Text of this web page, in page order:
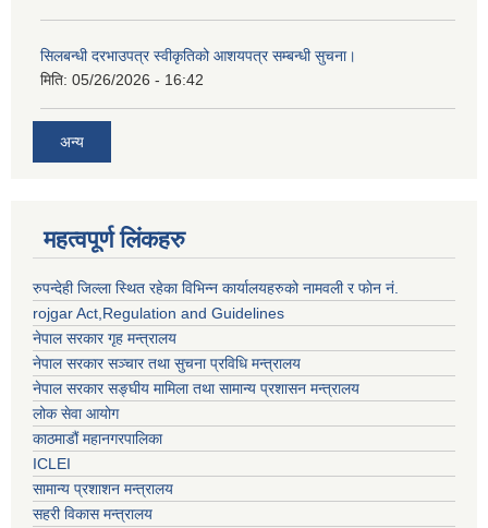
सिलबन्धी दरभाउपत्र स्वीकृतिको आशयपत्र सम्बन्धी सुचना।
मिति: 05/26/2026 - 16:42
अन्य
महत्वपूर्ण लिंकहरु
रुपन्देही जिल्ला स्थित रहेका विभिन्न कार्यालयहरुको नामवली र फाेन न‌ं.
rojgar Act,Regulation and Guidelines
नेपाल सरकार गृह मन्त्रालय
नेपाल सरकार सञ्चार तथा सुचना प्रविधि मन्त्रालय
नेपाल सरकार सङ्घीय मामिला तथा सामान्य प्रशासन मन्त्रालय
लोक सेवा आयोग
काठमाडौं महानगरपालिका
ICLEI
सामान्य प्रशाशन मन्त्रालय
सहरी विकास मन्त्रालय